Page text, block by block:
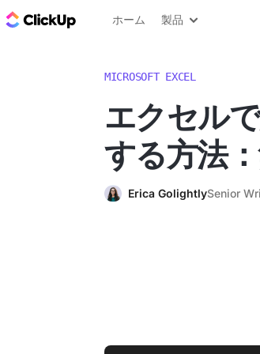
ClickUp ブログ
ホーム 製品
MICROSOFT EXCEL
エクセル
する方法
Erica GolightlySenior